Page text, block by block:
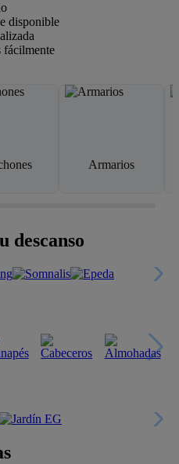
disponible
fácilmente
Armarios
descanso